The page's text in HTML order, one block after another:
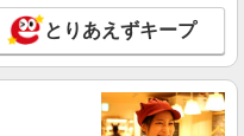
とりあえずキープ